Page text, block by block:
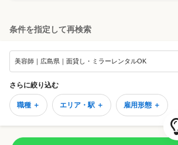
条件を指定して再検索
美容師｜広島県｜面貸し・ミラーレンタルOK
さらに絞り込む
職種 ＋ エリア・駅 ＋ 雇用形態 ＋